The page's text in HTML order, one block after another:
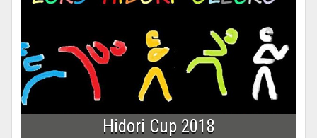
Hidori Cup 2018